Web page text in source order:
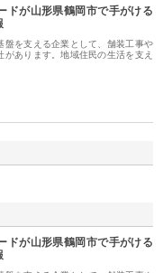
ドが山形県鶴岡市で手がける
盤を支える企業として、舗装工事や
があります。地域住民の生活を支え
ドが山形県鶴岡市で手がける